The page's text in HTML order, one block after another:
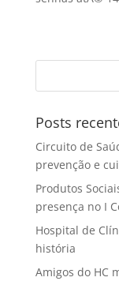
Posts
Circuito de
prevenção e
Produtos
presença no I
Hospital de
história
Amigos do HC